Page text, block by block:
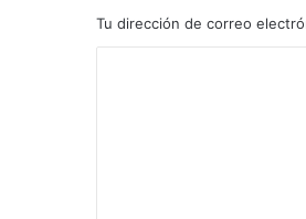
Tu dirección de correo